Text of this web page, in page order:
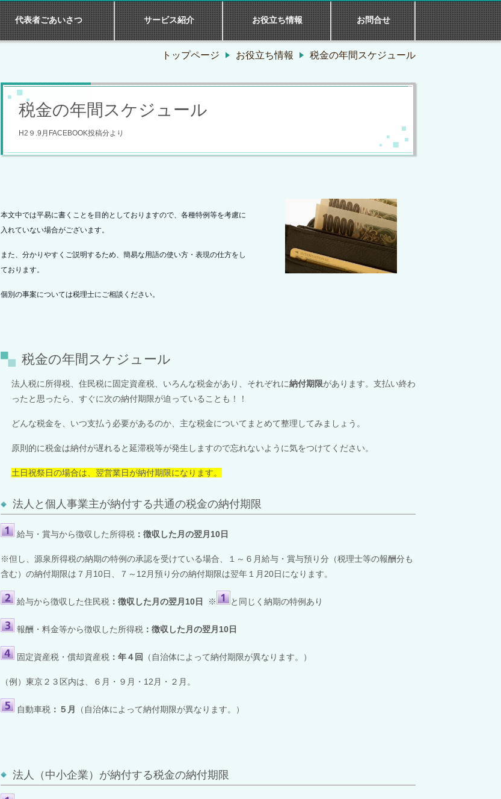
代表者ごあいさつ サービス紹介 お役立ち情報 お問合せ
トップページ お役立ち情報 税金の年間スケジュール
税金の年間スケジュール
H2９.9月FACEBOOK投稿分より
本文中では平易に書くことを目的としておりますので、 各種特例等を考慮に
入れていない場合がございます。
また、分かりやすくご説明するため、簡易な用語の使い方・表現の仕方をし
ております。
個別の事案については税理士にご相談ください。
税金の年間スケジュール
法人税に所得税、住民税に固定資産税、いろんな税金があり、それぞれに納付期限があります。支払い終わ
ったと思ったら、すぐに次の納付期限が迫っていることも！！
どんな税金を、いつ支払う必要があるのか、主な税金についてまとめて整理してみましょう。
原則的に税金は納付が遅れると延滞税等が発生しますので忘れないように気をつけてください。
土日祝祭日の場合は、翌営業日が納付期限になります。
法人と個人事業主が納付する共通の税金の納付期限
給与・賞与から徴収した所得税 ：徴収した月の翌月 10日
※但し、源泉所得税の納期の特例の承認を受けている場合、１～６月給与・賞与預り分（税理士等の報酬分も
含む）の納付期限は７月 10日、７～ 12月預り分の納付期限は翌年１月20日になります。
給与から徴収した住民税 ：徴収した月の翌月 10日 ※ と同じく納期の特例あり
報酬・料金等から徴収した所得税 ：徴収した月の翌月 10日
固定資産税・償却資産税 ：年４回 （自治体によって納付期限が異なります。）
（例）東京２３区内は、６月・９月・ 12月・２月。
自動車税 ：５月 （自治体によって納付期限が異なります。）
法人（中小企業）が納付する税金の納付期限